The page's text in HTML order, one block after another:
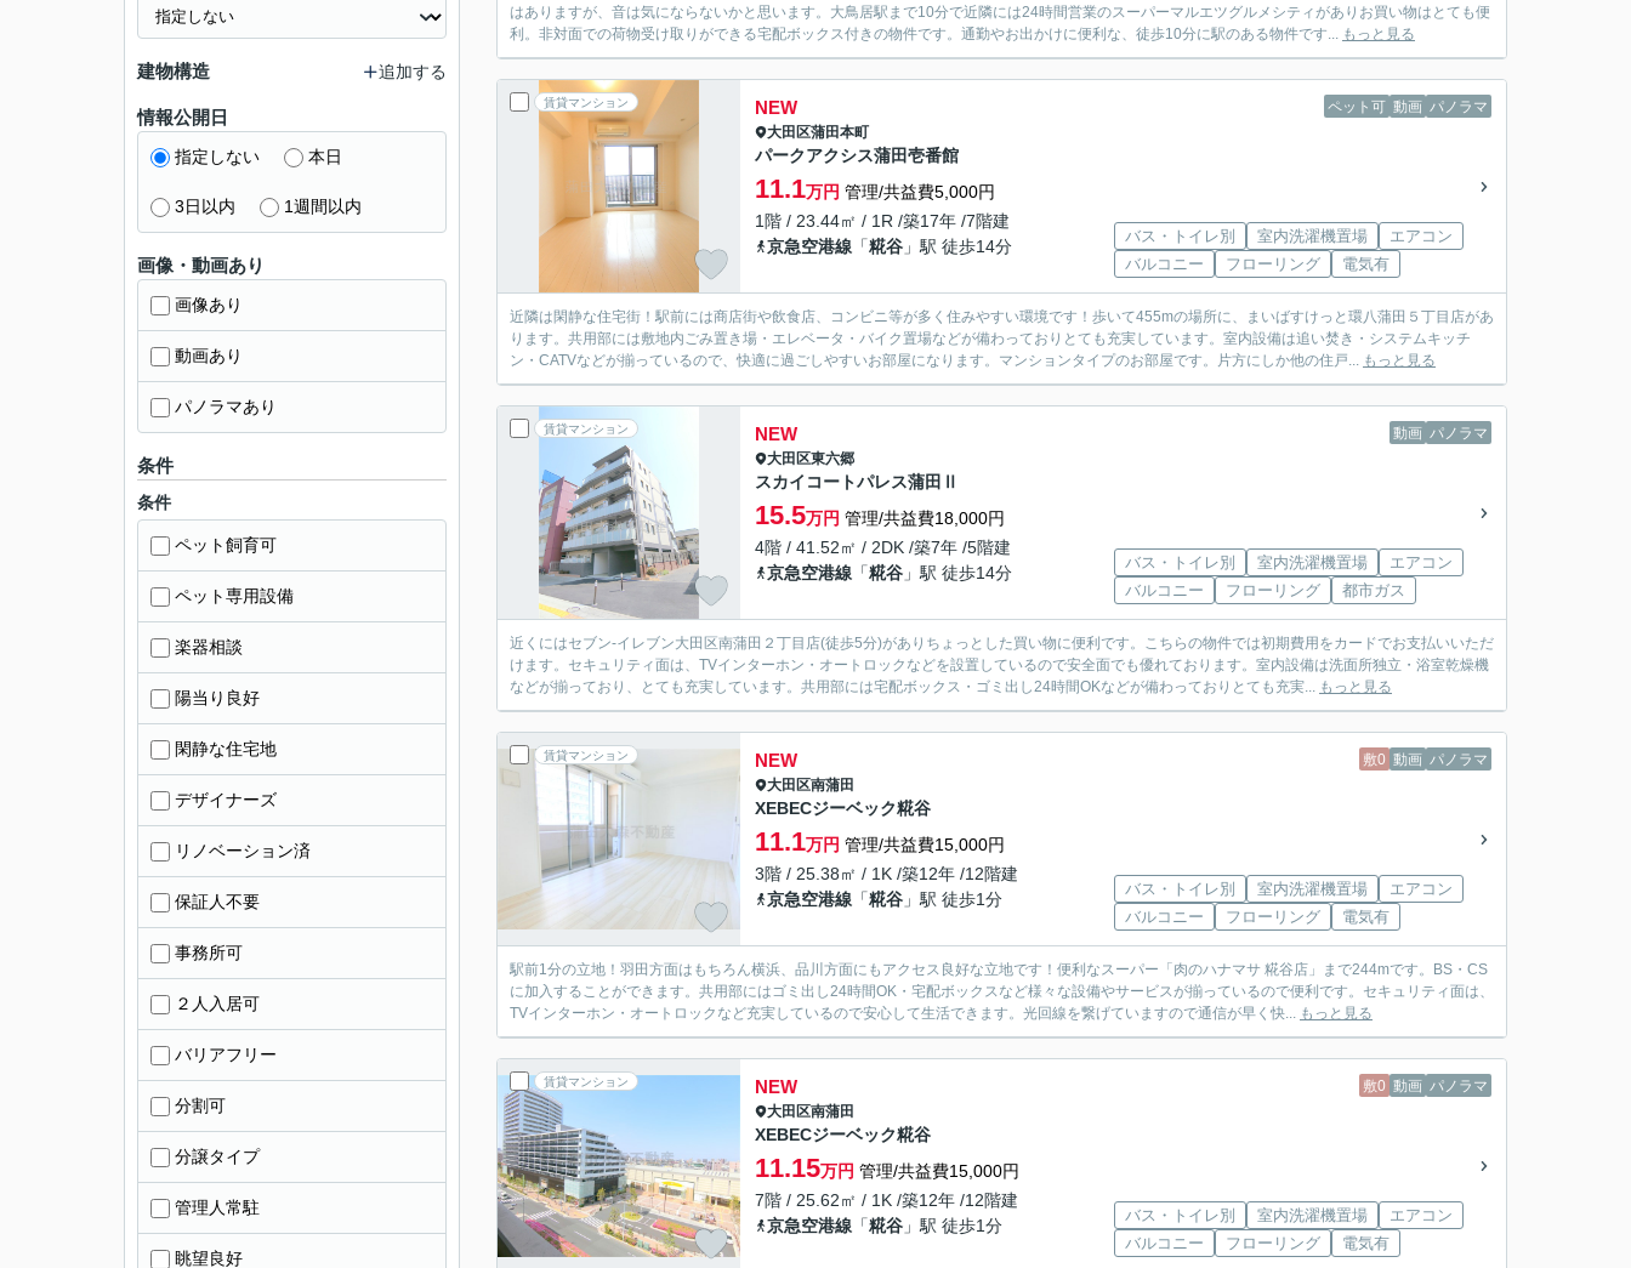
はありますが、音は気にならないかと思います。大鳥居駅まで10分で近隣には24時間営業のスーパーマルエツグルメシティがありお買い物はとても便
利。非対面での荷物受け取りができる宅配ボックス付きの物件です。通勤やお出かけに便利な、徒歩10分に駅のある物件です... もっと見る
賃貸マンション ペット可 動画 パノラマ
NEW
大田区蒲田本町
パークアクシス蒲田壱番館
11.1万円 管理/共益費5,000円
1階 / 23.44㎡ / 1R /築17年 /7階建
京急空港線 「糀谷 」駅 徒歩14分
バス・トイレ別 室内洗濯機置場
エアコン
バルコニー
フローリング 電気有
近隣は閑静な住宅街！駅前には商店街や飲食店、コンビニ等が多く住みやすい環境です！歩いて455mの場所に、まいばすけっと環八蒲田５丁目店があ
ります。共用部には敷地内ごみ置き場・エレベータ・バイク置場などが備わっておりとても充実しています。室内設備は追い焚き・システムキッチ
ン・CATVなどが揃っているので、快適に過ごしやすいお部屋になります。マンションタイプのお部屋です。片方にしか他の住戸... もっと見る
賃貸マンション 動画 パノラマ
NEW
大田区東六郷
スカイコートパレス蒲田Ⅱ
15.5万円 管理/共益費18,000円
4階 / 41.52㎡ / 2DK /築7年 /5階建
京急空港線 「糀谷 」駅 徒歩14分
バス・トイレ別 室内洗濯機置場
エアコン
バルコニー
フローリング 都市ガス
近くにはセブン-イレブン大田区南蒲田２丁目店(徒歩5分)がありちょっとした買い物に便利です。こちらの物件では初期費用をカードでお支払いいただ
けます。セキュリティ面は、TVインターホン・オートロックなどを設置しているので安全面でも優れております。室内設備は洗面所独立・浴室乾燥機
などが揃っており、とても充実しています。共用部には宅配ボックス・ゴミ出し24時間OKなどが備わっておりとても充実... もっと見る
賃貸マンション 敷0 動画 パノラマ
NEW
大田区南蒲田
XEBECジーベック糀谷
11.1万円 管理/共益費15,000円
3階 / 25.38㎡ / 1K /築12年 /12階建
京急空港線 「糀谷 」駅 徒歩1分
バス・トイレ別 室内洗濯機置場
エアコン
バルコニー
フローリング 電気有
駅前1分の立地！羽田方面はもちろん横浜、品川方面にもアクセス良好な立地です！便利なスーパー「肉のハナマサ 糀谷店」まで244mです。BS・CS
に加入することができます。共用部にはゴミ出し24時間OK・宅配ボックスなど様々な設備やサービスが揃っているので便利です。セキュリティ面は、
TVインターホン・オートロックなど充実しているので安心して生活できます。光回線を繋げていますので通信が早く快... もっと見る
賃貸マンション 敷0 動画 パノラマ
NEW
大田区南蒲田
XEBECジーベック糀谷
11.15万円 管理/共益費15,000円
7階 / 25.62㎡ / 1K /築12年 /12階建
京急空港線 「糀谷 」駅 徒歩1分
バス・トイレ別 室内洗濯機置場
エアコン
バルコニー
フローリング 電気有
建物構造 追加する
情報公開日
指定しない 本日
3日以内 1週間以内
画像・動画あり
画像あり
動画あり
パノラマあり
条件
条件
ペット飼育可
ペット専用設備
楽器相談
陽当り良好
閑静な住宅地
デザイナーズ
リノベーション済
保証人不要
事務所可
２人入居可
バリアフリー
分割可
分譲タイプ
管理人常駐
眺望良好